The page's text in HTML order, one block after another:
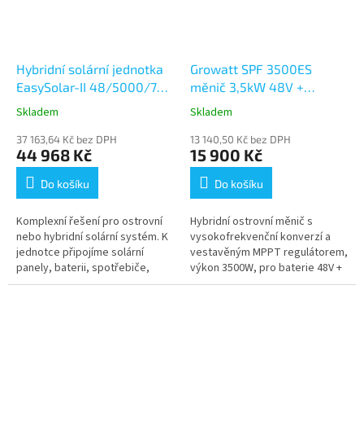
Hybridní solární jednotka
EasySolar-II 48/5000/70-
50 MPPT 250/100 GX
Skladem
37 163,64 Kč bez DPH
44 968 Kč
Do košíku
Komplexní řešení pro ostrovní
nebo hybridní solární systém. K
jednotce připojíme solární
panely, baterii, spotřebiče,
elektrocentrálu nebo
Growatt SPF 3500ES
měnič 3,5kW 48V +
ZDARMA WIFI
Skladem
13 140,50 Kč bez DPH
15 900 Kč
Do košíku
Hybridní ostrovní měnič s
vysokofrekvenční konverzí a
vestavěným MPPT regulátorem,
výkon 3500W, pro baterie 48V +
zdarma WiFi modul. Velmi